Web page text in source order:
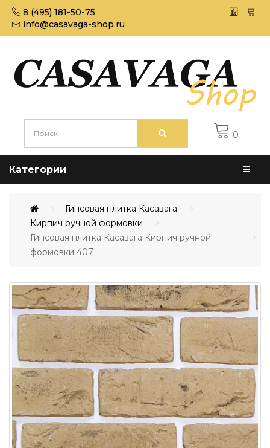
8 (495) 181-50-75
info@casavaga-shop.ru
0
Категории
Гипсовая плитка Касавага
Кирпич ручной формовки
Гипсовая плитка Касавага Кирпич ручной
формовки 407